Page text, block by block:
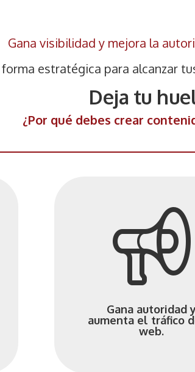
Gana visibilidad y mejora la
estratégica para alcanzar
Deja tu
¿Por qué debes crear
Gana autoridad
aumenta el tráfico
web.